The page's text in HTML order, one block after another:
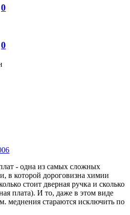
0
0
- одна из самых сложных
в которой дороговизна химии
стоит дверная ручка и сколько
плата). И то, даже в этом виде
меднения стараются исключить по